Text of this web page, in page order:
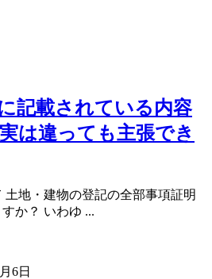
記載されている内容
は違っても主張でき
地・建物の登記の全部事項証明
か？ いわゆ ...
6日